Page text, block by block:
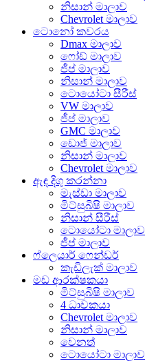
නිසාන් මාලාව
Chevrolet මාලාව
ටොනෝ කවරය
Dmax මාලාව
ෆෝඩ් මාලාව
ජීප් මාලාව
නිසාන් මාලාව
ටොයෝටා සීරීස්
VW මාලාව
ජීප් මාලාව
GMC මාලාව
ඩොජ් මාලාව
නිසාන් මාලාව
Chevrolet මාලාව
ඇඳ දිගු කරන්නා
මැස්ඩා මාලාව
මිට්සුබිෂි මාලාව
නිසාන් සීරීස්
ටොයෝටා මාලාව
ජීප් මාලාව
ෆ්ලෙයාර් ෆෙන්ඩර්
කැඩිලැක් මාලාව
මඩ ආරක්ෂකයා
මිට්සුබිෂි මාලාව
4 ධාවකයා
Chevrolet මාලාව
නිසාන් මාලාව
වෙනත්
ටොයෝටා මාලාව